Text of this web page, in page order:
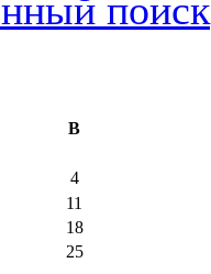
поиск
В
4
11
18
25